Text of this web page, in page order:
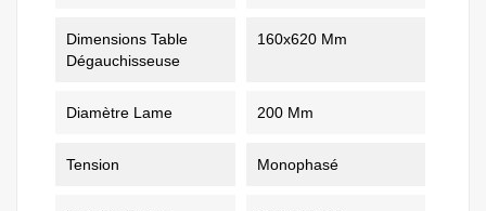
Dimensions Table
Dégauchisseuse
160x620 Mm
Diamètre Lame 200 Mm
Tension Monophasé